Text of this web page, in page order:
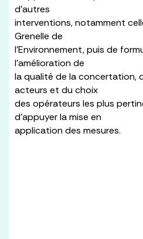
d’autres
interventions, notamment
Grenelle de
l’Environnement, puis de
l’amélioration de
la qualité de la concertation,
acteurs et du choix
des opérateurs les plus
d’appuyer la mise en
application des mesures.